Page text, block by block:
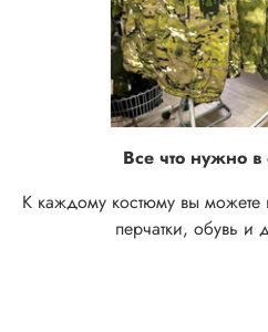
Все что нужно
К каждому костюму вы можете
перчатки, обувь и